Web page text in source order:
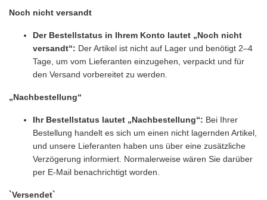
Noch nicht versandt
Der Bestellstatus in Ihrem Konto lautet „Noch nicht
versandt“: Der Artikel ist nicht auf Lager und benötigt 2–4
Tage, um vom Lieferanten einzugehen, verpackt und für
den Versand vorbereitet zu werden.
„Nachbestellung“
Ihr Bestellstatus lautet „Nachbestellung“: Bei Ihrer
Bestellung handelt es sich um einen nicht lagernden Artikel,
und unsere Lieferanten haben uns über eine zusätzliche
Verzögerung informiert. Normalerweise wären Sie darüber
per E-Mail benachrichtigt worden.
`Versendet`